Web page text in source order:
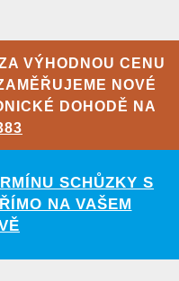
VÝHODNOU CENU
NOVÉ
DOHODĚ NA
SCHŮZKY S
NA VAŠEM